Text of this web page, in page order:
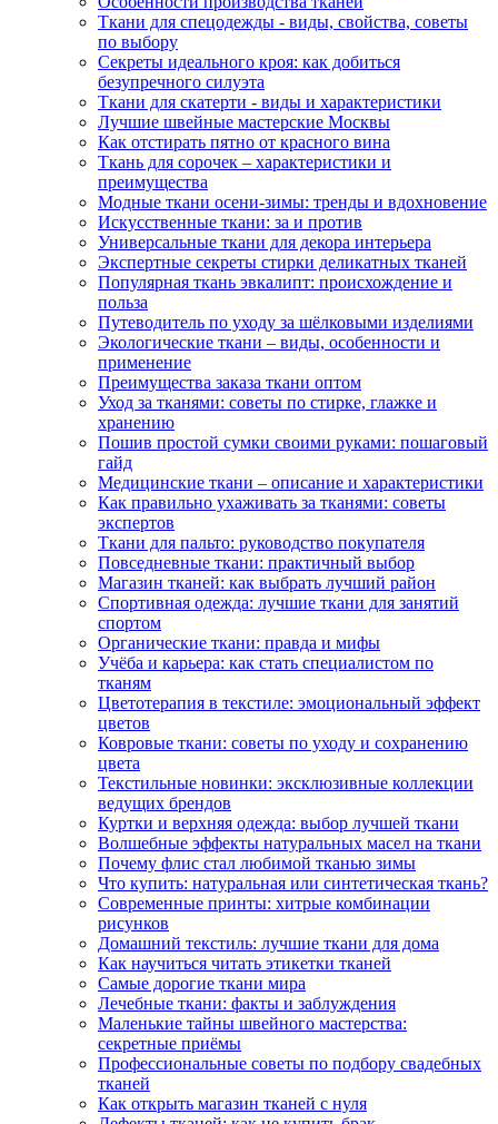
Ткани для спецодежды - виды, свойства, советы
по выбору
Секреты идеального кроя: как добиться
безупречного силуэта
Ткани для скатерти - виды и характеристики
Лучшие швейные мастерские Москвы
Как отстирать пятно от красного вина
Ткань для сорочек – характеристики и
преимущества
Модные ткани осени-зимы: тренды и вдохновение
Искусственные ткани: за и против
Универсальные ткани для декора интерьера
Экспертные секреты стирки деликатных тканей
Популярная ткань эвкалипт: происхождение и
польза
Путеводитель по уходу за шёлковыми изделиями
Экологические ткани – виды, особенности и
применение
Преимущества заказа ткани оптом
Уход за тканями: советы по стирке, глажке и
хранению
Пошив простой сумки своими руками: пошаговый
гайд
Медицинские ткани – описание и характеристики
Как правильно ухаживать за тканями: советы
экспертов
Ткани для пальто: руководство покупателя
Повседневные ткани: практичный выбор
Магазин тканей: как выбрать лучший район
Спортивная одежда: лучшие ткани для занятий
спортом
Органические ткани: правда и мифы
Учёба и карьера: как стать специалистом по
тканям
Цветотерапия в текстиле: эмоциональный эффект
цветов
Ковровые ткани: советы по уходу и сохранению
цвета
Текстильные новинки: эксклюзивные коллекции
ведущих брендов
Куртки и верхняя одежда: выбор лучшей ткани
Волшебные эффекты натуральных масел на ткани
Почему флис стал любимой тканью зимы
Что купить: натуральная или синтетическая ткань?
Современные принты: хитрые комбинации
рисунков
Домашний текстиль: лучшие ткани для дома
Как научиться читать этикетки тканей
Самые дорогие ткани мира
Лечебные ткани: факты и заблуждения
Маленькие тайны швейного мастерства:
секретные приёмы
Профессиональные советы по подбору свадебных
тканей
Как открыть магазин тканей с нуля